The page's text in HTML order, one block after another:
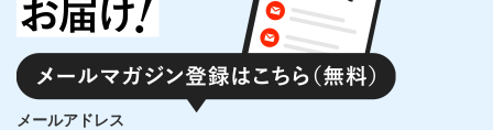
メールアドレス